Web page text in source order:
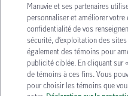
Manuvie et ses partenaires
personnaliser et améliorer
confidentialité de vos
sécurité, d’exploitation des
également des témoins pour
publicité ciblée. En cliquant sur
de témoins à ces fins. Vous
pour choisir les témoins que